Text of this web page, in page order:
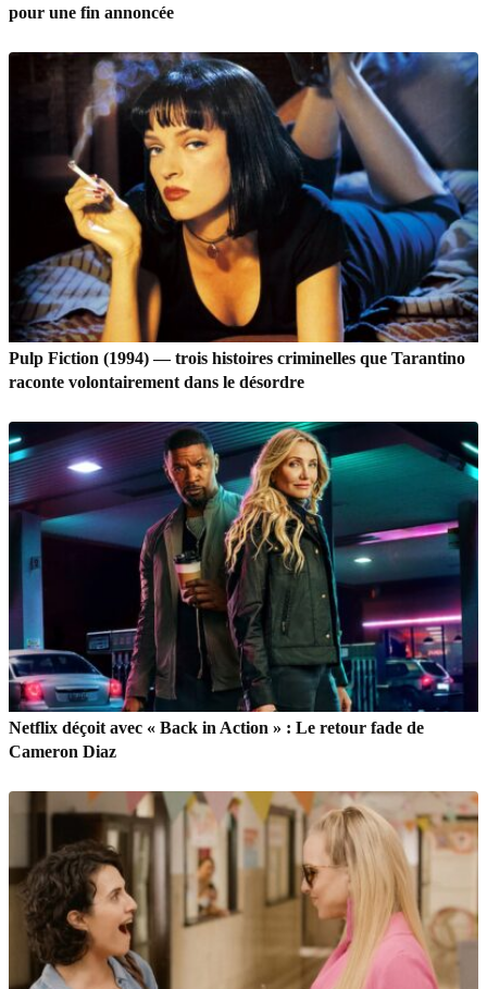
pour une fin annoncée
Pulp Fiction (1994) — trois histoires criminelles que Tarantino
raconte volontairement dans le désordre
Netflix déçoit avec « Back in Action » : Le retour fade de
Cameron Diaz